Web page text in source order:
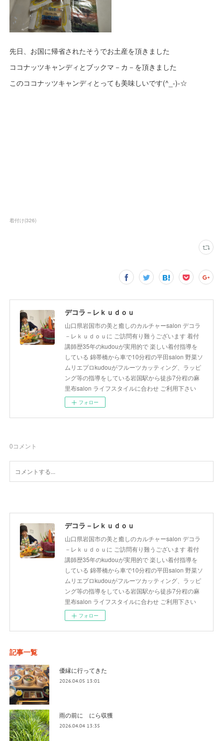
先日、お国に帰省されたそうでお土産を頂きました
ココナッツキャンディとブックマ－カ－を頂きました
このココナッツキャンディとっても美味しいです(^_-)-☆
着付け(326)
デコラ－レｋｕｄｏｕ
山口県岩国市の美と癒しのカルチャーsalon デコラ
－レｋｕｄｏｕに ご訪問有り難うございます 着付
講師歴35年のkudouが実用的で 楽しい着付指導を
している 錦帯橋から車で10分程の平田salon 野菜ソ
ムリエプロkudouがフルーツカッティング、ラッピ
ング等の指導をしている岩国駅から徒歩7分程の麻
里布salon ライフスタイルに合わせ ご利用下さい
フォロー
0コメント
デコラ－レｋｕｄｏｕ
山口県岩国市の美と癒しのカルチャーsalon デコラ
－レｋｕｄｏｕに ご訪問有り難うございます 着付
講師歴35年のkudouが実用的で 楽しい着付指導を
している 錦帯橋から車で10分程の平田salon 野菜ソ
ムリエプロkudouがフルーツカッティング、ラッピ
ング等の指導をしている岩国駅から徒歩7分程の麻
里布salon ライフスタイルに合わせ ご利用下さい
フォロー
記事一覧
優縁に行ってきた
2026.04.05 13:01
雨の前に にら収獲
2026.04.04 13:35